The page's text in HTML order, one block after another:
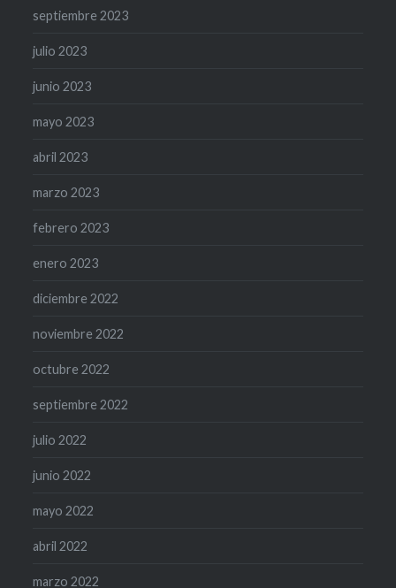
septiembre 2023
julio 2023
junio 2023
mayo 2023
abril 2023
marzo 2023
febrero 2023
enero 2023
diciembre 2022
noviembre 2022
octubre 2022
septiembre 2022
julio 2022
junio 2022
mayo 2022
abril 2022
marzo 2022